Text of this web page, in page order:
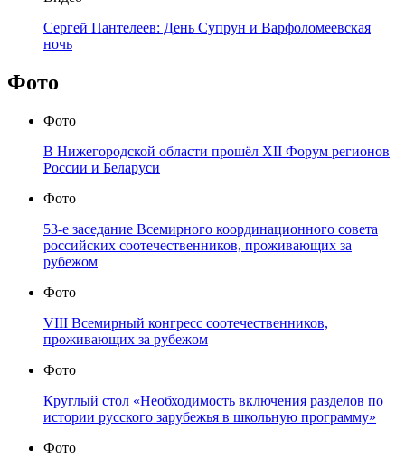
Сергей Пантелеев: День Супрун и Варфоломеевская
ночь
Фото
Фото
В Нижегородской области прошёл XII Форум регионов
России и Беларуси
Фото
53-е заседание Всемирного координационного совета
российских соотечественников, проживающих за
рубежом
Фото
VIII Всемирный конгресс соотечественников,
проживающих за рубежом
Фото
Круглый стол «Необходимость включения разделов по
истории русского зарубежья в школьную программу»
Фото